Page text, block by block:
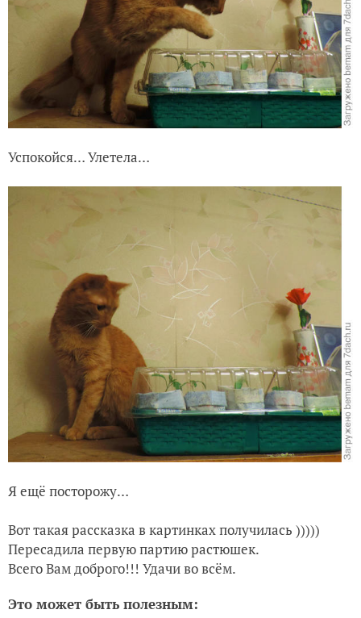
Успокойся… Улетела…
Я ещё посторожу…
Вот такая рассказка в картинках получилась )))))
Пересадила первую партию растюшек.
Всего Вам доброго!!! Удачи во всём.
Это может быть полезным: